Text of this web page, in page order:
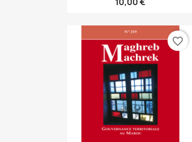
favorite_border